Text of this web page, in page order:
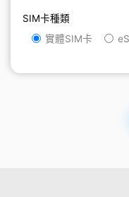
SIM卡種類
實體SIM卡